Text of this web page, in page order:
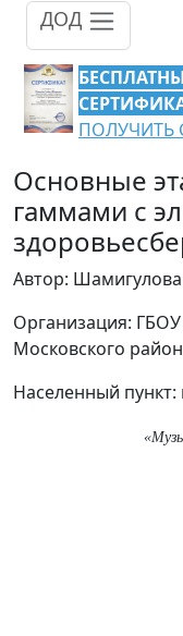
ДОД
ПОЛУЧИТЬ
Основные
гаммами с
Автор:
Организация:
Московского
Населенный пункт: